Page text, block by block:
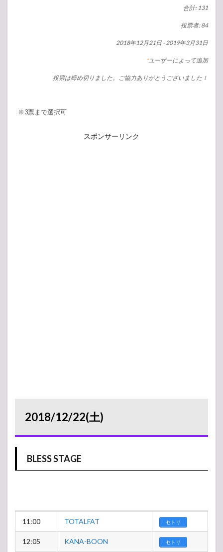
合計: 131
投票者: 84
2018年12月21日 -2019年3月31日
*ユーザーによって追加
投票は締め切りました。ご協力ありがとうございました！
※3票まで選択可
スポンサーリンク
2018/12/22(土)
BLESS STAGE
11:00 TOTALFAT セトリ
12:05 KANA-BOON セトリ